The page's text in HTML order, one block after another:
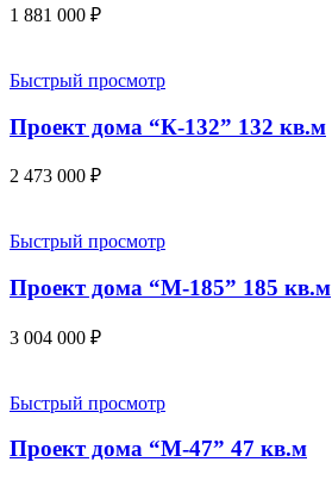
1 881 000 ₽
Быстрый просмотр
Проект дома “К-132” 132 кв.м
2 473 000 ₽
Быстрый просмотр
Проект дома “М-185” 185 кв.м
3 004 000 ₽
Быстрый просмотр
Проект дома “М-47” 47 кв.м